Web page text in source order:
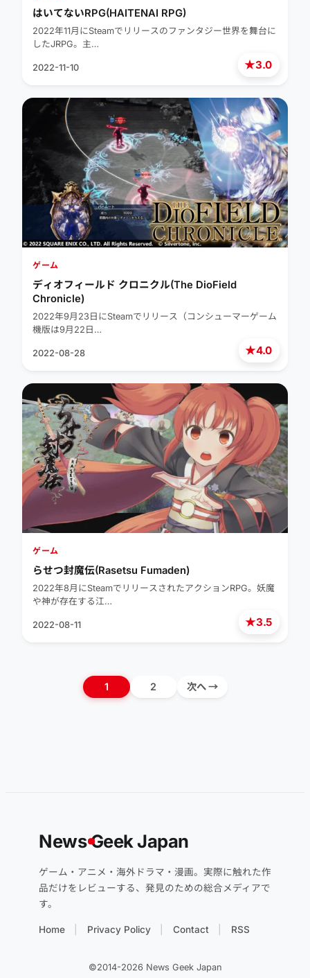
★3.0
はいてないRPG(HAITENAI RPG)
2022年11月にSteamでリリースのファンタジー世界を舞台に
したJRPG。主…
2022-11-10
★4.0
ゲーム
ディオフィールド クロニクル(The DioField
Chronicle)
2022年9月23日にSteamでリリース（コンシューマーゲーム
機版は9月22日…
2022-08-28
★3.5
ゲーム
らせつ封魔伝(Rasetsu Fumaden)
2022年8月にSteamでリリースされたアクションRPG。妖魔
や神が存在する江…
2022-08-11
1 2 次へ →
NewsGeek Japan
ゲーム・アニメ・海外ドラマ・漫画。実際に触れた作
品だけをレビューする、発見のための総合メディアで
す。
Home Privacy Policy Contact RSS
©2014-2026 News Geek Japan